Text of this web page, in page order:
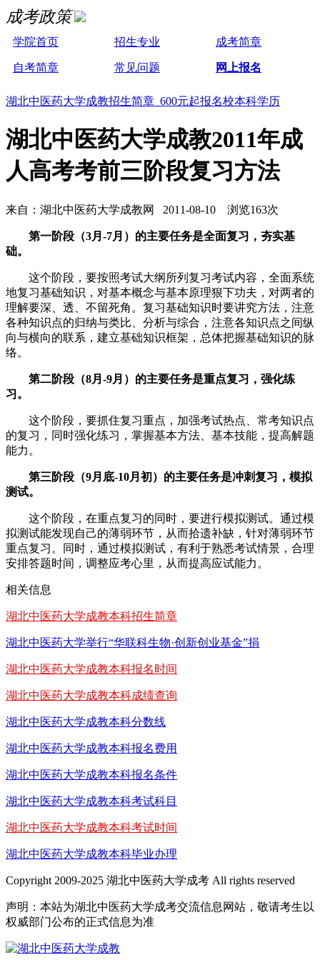
成考政策
学院首页 招生专业 成考简章
自考简章 常见问题 网上报名
湖北中医药大学成教招生简章 600元起报名校本科学历
湖北中医药大学成教2011年成
人高考考前三阶段复习方法
来自：湖北中医药大学成教网 2011-08-10 浏览163次
第一阶段（3月-7月）的主要任务是全面复习，夯实基
础。
这个阶段，要按照考试大纲所列复习考试内容，全面系统
地复习基础知识，对基本概念与基本原理狠下功夫，对两者的
理解要深、透、不留死角。复习基础知识时要讲究方法，注意
各种知识点的归纳与类比、分析与综合，注意各知识点之间纵
向与横向的联系，建立基础知识框架，总体把握基础知识的脉
络。
第二阶段（8月-9月）的主要任务是重点复习，强化练
习。
这个阶段，要抓住复习重点，加强考试热点、常考知识点
的复习，同时强化练习，掌握基本方法、基本技能，提高解题
能力。
第三阶段（9月底-10月初）的主要任务是冲刺复习，模拟
测试。
这个阶段，在重点复习的同时，要进行模拟测试。通过模
拟测试能发现自己的薄弱环节，从而拾遗补缺，针对薄弱环节
重点复习。同时，通过模拟测试，有利于熟悉考试情景，合理
安排答题时间，调整应考心里，从而提高应试能力。
相关信息
湖北中医药大学成教本科招生简章
湖北中医药大学举行“华联科生物·创新创业基金”捐
湖北中医药大学成教本科报名时间
湖北中医药大学成教本科成绩查询
湖北中医药大学成教本科分数线
湖北中医药大学成教本科报名费用
湖北中医药大学成教本科报名条件
湖北中医药大学成教本科考试科目
湖北中医药大学成教本科考试时间
湖北中医药大学成教本科毕业办理
Copyright 2009-2025 湖北中医药大学成考 All rights reserved
声明：本站为湖北中医药大学成考交流信息网站，敬请考生以
权威部门公布的正式信息为准